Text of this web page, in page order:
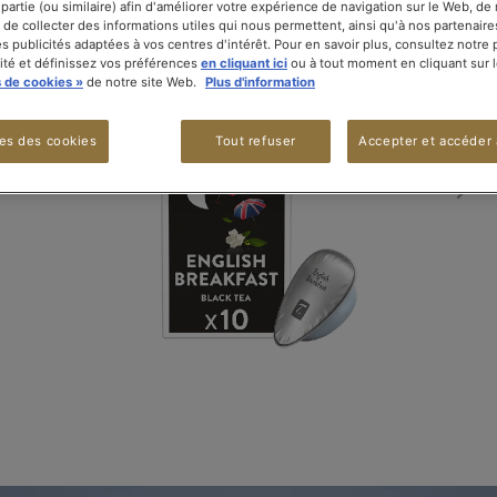
(ou similaire) afin d'améliorer votre expérience de navigation sur le Web, de
collecter des informations utiles qui nous permettent, ainsi qu'à nos
publicités adaptées à vos centres d'intérêt. Pour en savoir plus, consultez notre
et définissez vos préférences en cliquant ici ou à tout moment en cliquant sur
de cookies » de notre site Web. Plus d'information
des cookies Tout refuser Accepter et accéder